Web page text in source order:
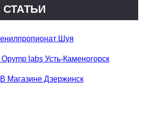
Шуя
labs Усть-Каменогорск
Магазине Дзержинск